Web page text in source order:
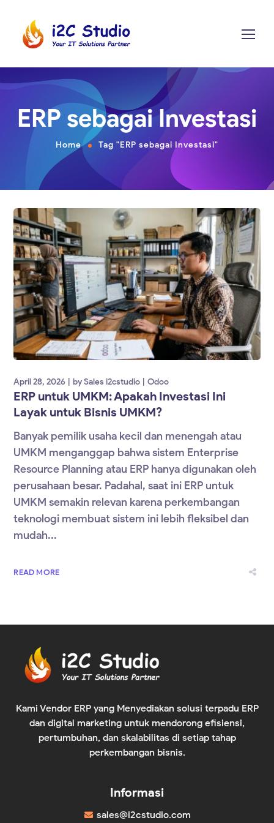
ERP sebagai Investasi
Home Tag "ERP sebagai Investasi"
April 28, 2026 bySales i2cstudio Odoo
ERP untuk UMKM: Apakah Investasi Ini
Layak untuk Bisnis UMKM?
Banyak pemilik usaha kecil dan menengah atau
UMKM menganggap bahwa sistem Enterprise
Resource Planning atau ERP hanya digunakan oleh
perusahaan besar. Padahal, saat ini ERP untuk
UMKM semakin relevan karena perkembangan
teknologi membuat sistem ini lebih fleksibel dan
mudah...
READ MORE
Kami Vendor ERP yang Menyediakan solusi terpadu ERP
dan digital marketing untuk mendorong efisiensi,
pertumbuhan, dan skalabilitas di setiap tahap
perkembangan bisnis.
Informasi
sales@i2cstudio.com